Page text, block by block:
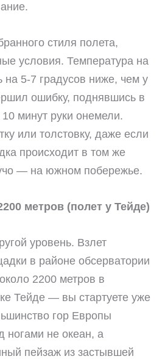
стиля полета,
условия. Температура на
на 5-7 градусов ниже, чем у
ошибку, поднявшись в
минут руки онемели.
или толстовку, даже если
происходит в том же
— на южном побережье.
метров (полет у Тейде)
уровень. Взлет
в районе обсерватории
2200 метров в
Тейде — вы стартуете уже
гор Европы
ногами не океан, а
пейзаж из застывшей